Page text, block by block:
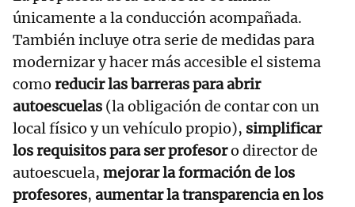
únicamente a la conducción acompañada.
También incluye otra serie de medidas para
modernizar y hacer más accesible el sistema
como reducir las barreras para abrir
autoescuelas (la obligación de contar con un
local físico y un vehículo propio), simplificar
los requisitos para ser profesoro director de
autoescuela, mejorar la formación de los
profesores, aumentar la transparencia en los